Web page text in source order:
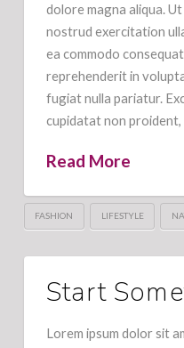
dolore magna aliqua. Ut
nostrud exercitation
ea commodo
reprehenderit in
fugiat nulla pariatur.
cupidatat non proident,
Read More
FASHION LIFESTYLE
Start
Lorem ipsum dolor sit